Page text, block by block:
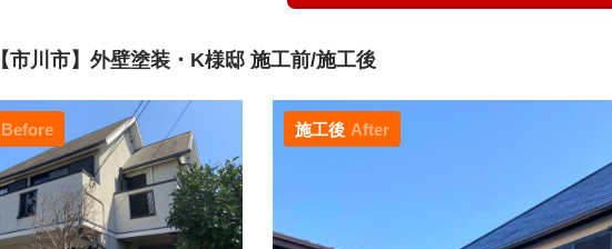
【市川市】外壁塗装・K様邸 施工前/施工後
施工後 After
Before